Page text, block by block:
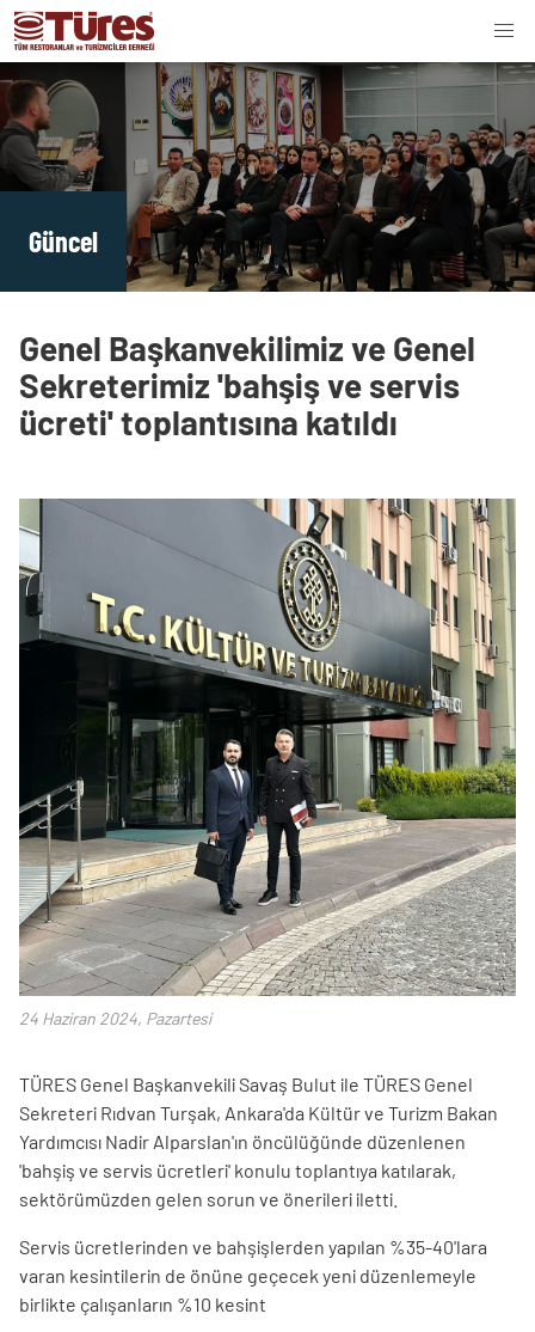
Güncel
Genel Başkanvekilimiz ve Genel
Sekreterimiz 'bahşiş ve servis
ücreti' toplantısına katıldı
24 Haziran 2024, Pazartesi
TÜRES Genel Başkanvekili Savaş Bulut ile TÜRES Genel
Sekreteri Rıdvan Turşak, Ankara'da Kültür ve Turizm Bakan
Yardımcısı Nadir Alparslan'ın öncülüğünde düzenlenen
'bahşiş ve servis ücretleri' konulu toplantıya katılarak,
sektörümüzden gelen sorun ve önerileri iletti.
Servis ücretlerinden ve bahşişlerden yapılan %35-40'lara
varan kesintilerin de önüne geçecek yeni düzenlemeyle
birlikte çalışanların %10 kesint